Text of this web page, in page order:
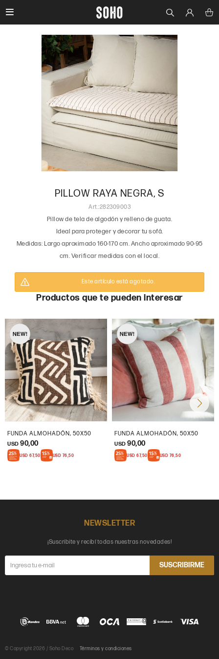

PILLOW RAYA NEGRA, S
282309003
Pillow de tela de algodón y relleno de guata.
Ideal para proteger y decorar tu sofá.
Medidas: Largo aproximado 160-170 cm. Ancho aproximado 90-95
cm. Verificar medidas con el local.
Este artículo está agotado.
Productos que te pueden interesar
FUNDA ALMOHADÓN, 50X50
USD 90,00
USD 67,50 USD 76,50
FUNDA ALMOHADÓN, 50X50
USD 90,00
USD 67,50 USD 76,50
NEWSLETTER
¡Suscribite y recibí todas nuestras novedades!
SUSCRIBIRME
© Copyright 2026 / Soho Deco Términos y condiciones